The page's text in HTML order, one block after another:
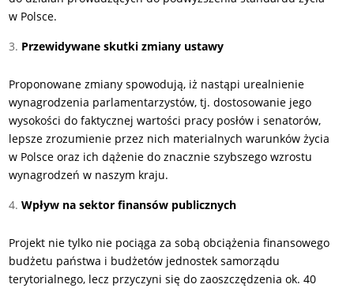
w Polsce.
Przewidywane skutki zmiany ustawy
Proponowane zmiany spowodują, iż nastąpi urealnienie
wynagrodzenia parlamentarzystów, tj. dostosowanie jego
wysokości do faktycznej wartości pracy posłów i senatorów,
lepsze zrozumienie przez nich materialnych warunków życia
w Polsce oraz ich dążenie do znacznie szybszego wzrostu
wynagrodzeń w naszym kraju.
Wpływ na sektor finansów publicznych
Projekt nie tylko nie pociąga za sobą obciążenia finansowego
budżetu państwa i budżetów jednostek samorządu
terytorialnego, lecz przyczyni się do zaoszczędzenia ok. 40